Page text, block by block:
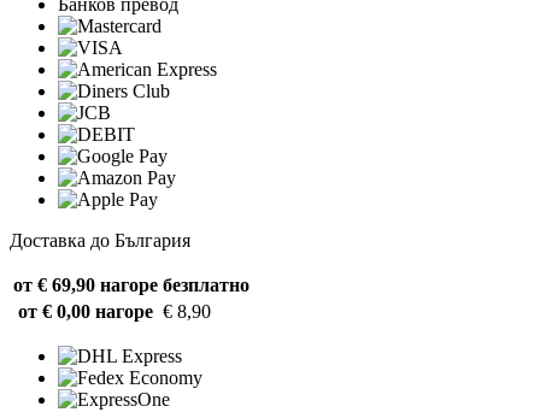
Доставка до България
от € 69,90 нагоре безплатно
от € 0,00 нагоре € 8,90